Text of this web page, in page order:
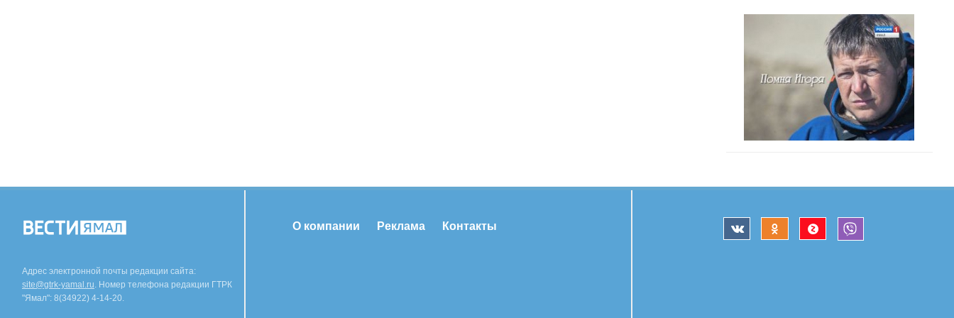
Адрес электронной почты редакции сайта:
site@gtrk-yamal.ru. Номер телефона редакции ГТРК
"Ямал": 8(34922) 4-14-20.
О компании Реклама Контакты